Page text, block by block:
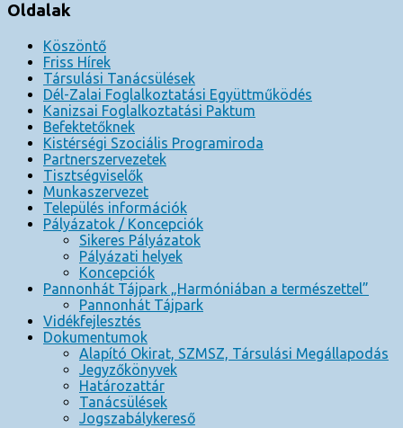
Oldalak
Köszöntő
Friss Hírek
Társulási Tanácsülések
Dél-Zalai Foglalkoztatási Együttműködés
Kanizsai Foglalkoztatási Paktum
Befektetőknek
Kistérségi Szociális Programiroda
Partnerszervezetek
Tisztségviselők
Munkaszervezet
Település információk
Pályázatok / Koncepciók
Sikeres Pályázatok
Pályázati helyek
Koncepciók
Pannonhát Tájpark „Harmóniában a természettel”
Pannonhát Tájpark
Vidékfejlesztés
Dokumentumok
Alapító Okirat, SZMSZ, Társulási Megállapodás
Jegyzőkönyvek
Határozattár
Tanácsülések
Jogszabálykereső